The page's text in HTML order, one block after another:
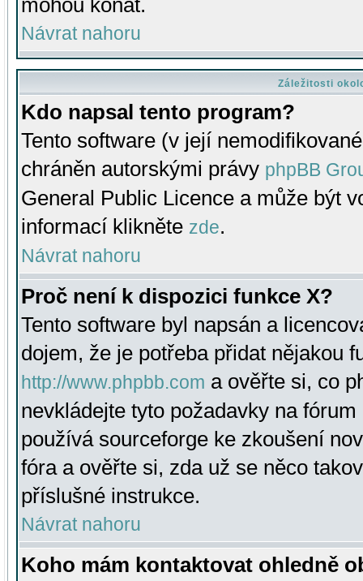
mohou konat.
Návrat nahoru
Záležitosti
Kdo napsal tento program?
Tento software (v její
chráněn autorskými právy phpBB
General Public Licence a může být
informací klikněte zde.
Návrat nahoru
Proč není k dispozici funkce X?
Tento software byl napsán a
dojem, že je potřeba přidat nějakou
http://www.phpbb.com a ověřte si, co
nevkládejte tyto požadavky na
používá sourceforge ke zkoušení
fóra a ověřte si, zda už se něco
příslušné instrukce.
Návrat nahoru
Koho mám kontaktovat ohledně